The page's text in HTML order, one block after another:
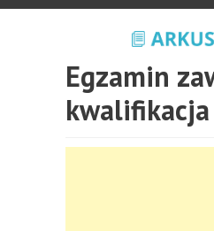
Egzamin
kwalifikacja